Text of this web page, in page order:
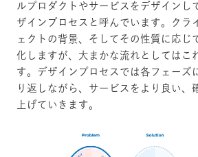
ルプロダクトやサービスをデザインし
ザインプロセスと呼んでいます。クラ
ェクトの背景、そしてその性質に応じ
化しますが、大まかな流れとしてはこ
す。デザインプロセスでは各フェーズ
り返しながら、サービスをより良い、
上げていきます。